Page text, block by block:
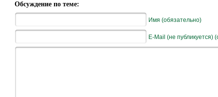
Обсуждение по теме:
Имя (обязательно)
E-Mail (не публикуется)